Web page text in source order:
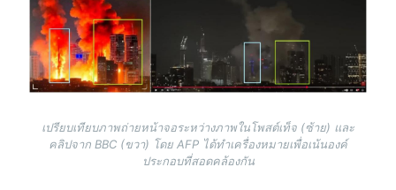
เปรียบเทียบภาพถ่ายหน้าจอระหว่างภาพในโพสต์เท็จ (ซ้าย) และ
คลิปจาก BBC (ขวา) โดย AFP ได้ทำเครื่องหมายเพื่อเน้นองค์
ประกอบที่สอดคล้องกัน